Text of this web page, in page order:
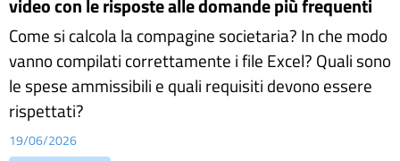
video con le risposte alle domande più frequenti
Come si calcola la compagine societaria? In che modo
vanno compilati correttamente i file Excel? Quali sono
le spese ammissibili e quali requisiti devono essere
rispettati?
19/06/2026